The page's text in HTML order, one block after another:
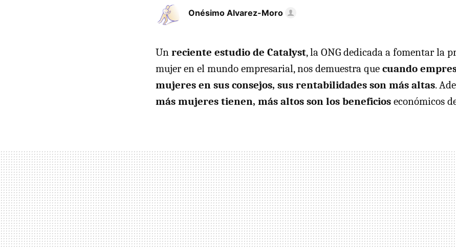
Onésimo Alvarez-Moro
Un reciente estudio de Catalyst, la ONG dedicada a fomentar la
mujer en el mundo empresarial, nos demuestra que cuando
mujeres en sus consejos, sus rentabilidades son más altas.
más mujeres tienen, más altos son los beneficios económicos